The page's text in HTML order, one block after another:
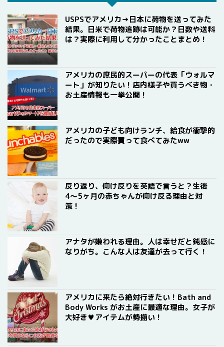
USPSでアメリカ→日本に荷物を送ってみた
結果。日米で荷物追跡は可能か？日数や送料
は？実際に利用して分かったことまとめ！
アメリカの庶民的スーパーの代表「ウォルマ
ート」が知りたい！店内様子や買うべき物・
お土産情報も一挙公開！
アメリカの子ども向けランチ、給食が衝撃的
だったので実際買って食べてみたww
反り返り、仰け反りを英語で言うと？生後
4〜5ヶ月の赤ちゃんが仰け反る理由と対
策！
アナタが嫌われる理由。人は幸せだと鈍感に
なりがち。こんな人は友達が去って行く！
アメリカに来たら絶対行きたい！Bath and
Body Works がお土産に最適な理由。女子が
大好き♥アイテムが勢揃い！